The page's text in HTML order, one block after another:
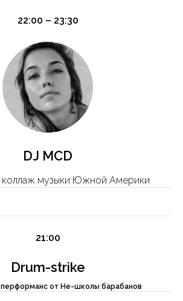
22:00 – 23:30
DJ MCD
коллаж музыки Южной Америки
21:00
Drum-strike
перформанс от Не-школы барабанов